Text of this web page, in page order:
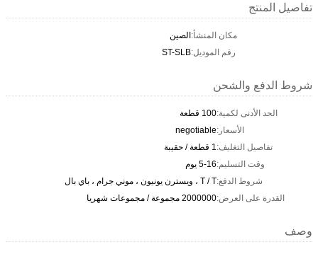
تفاصيل المنتج
مكان المنشأ:الصين
رقم الموديل:ST-SLB
شروط الدفع والشحن
الحد الأدنى لكمية:100 قطعة
الأسعار:negotiable
تفاصيل التغليف:1 قطعة / حقيبة
وقت التسليم:5-16 يوم
شروط الدفع:T / T ، ويسترن يونيون ، موني جرام ، باي بال
القدرة على العرض:2000000 مجموعة / مجموعات شهريا
وصف